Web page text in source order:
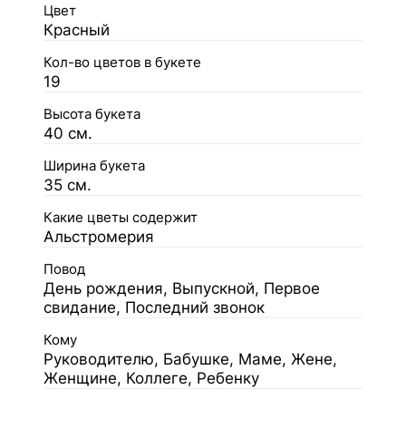
Цвет
Красный
Кол-во цветов в букете
19
Высота букета
40 см.
Ширина букета
35 см.
Какие цветы содержит
Альстромерия
Повод
День рождения, Выпускной, Первое
свидание, Последний звонок
Кому
Руководителю, Бабушке, Маме, Жене,
Женщине, Коллеге, Ребенку